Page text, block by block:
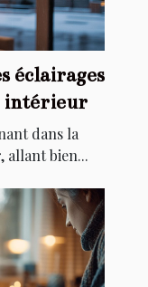
éclairages
intérieur
dans la
bien...